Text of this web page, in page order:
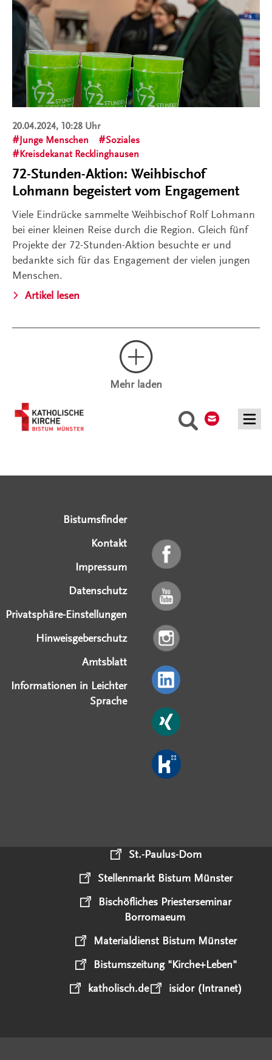
Suche
20.04.2024, 10:28 Uhr
Junge Menschen
Soziales
Kreisdekanat Recklinghausen
72-Stunden-Aktion: Weihbischof
Lohmann begeistert vom Engagement
Viele Eindrücke sammelte Weihbischof Rolf Lohmann
bei einer kleinen Reise durch die Region. Gleich fünf
Projekte der 72-Stunden-Aktion besuchte er und
bedankte sich für das Engagement der vielen jungen
Menschen.
Artikel lesen
Mehr laden
Bistumsfinder
Kontakt
Impressum
Datenschutz
Privatsphäre-Einstellungen
Hinweisgeberschutz
Amtsblatt
Informationen in Leichter
Sprache
St.-Paulus-Dom
Stellenmarkt Bistum Münster
Bischöfliches Priesterseminar
Borromaeum
Materialdienst Bistum Münster
Bistumszeitung "Kirche+Leben"
katholisch.de
isidor (Intranet)